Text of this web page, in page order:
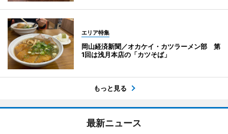
エリア特集
岡山経済新聞／オカケイ・カツラーメン部 第
1回は浅月本店の「カツそば」
もっと見る
最新ニュース